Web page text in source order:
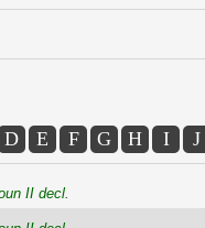
D E F G H I J
II decl.